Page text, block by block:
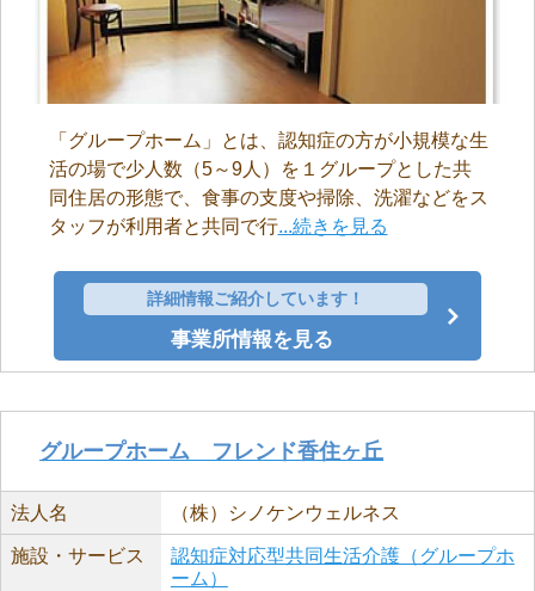
「グループホーム」とは、認知症の方が小規模な生
活の場で少人数（5～9人）を１グループとした共
同住居の形態で、食事の支度や掃除、洗濯などをス
タッフが利用者と共同で行...続きを見る
詳細情報ご紹介しています！
事業所情報を見る
グループホーム フレンド香住ヶ丘
法人名 （株）シノケンウェルネス
施設・サービス
認知症対応型共同生活介護（グループホ
ーム）